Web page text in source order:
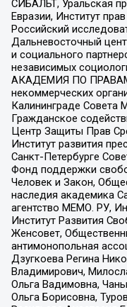
СИБАЛЬТ, Уральская
Евразии, Институт
Российский
Дальневосточный
и социального
независимых
АКАДЕМИЯ ПО ПРАВАМ
некоммерческих
Калининграде Совета
Гражданское
Центр Защиты Прав
Институт развития
Санкт-Петербурге
Фонд поддержки
Человек и Закон,
наследия академика
агентство МЕМО. РУ,
Институт Развития
Женсовет,
антимонопольная
Дзугкоева Регина
Владимирович,
Ольга Вадимовна,
Ольга Борисовна,